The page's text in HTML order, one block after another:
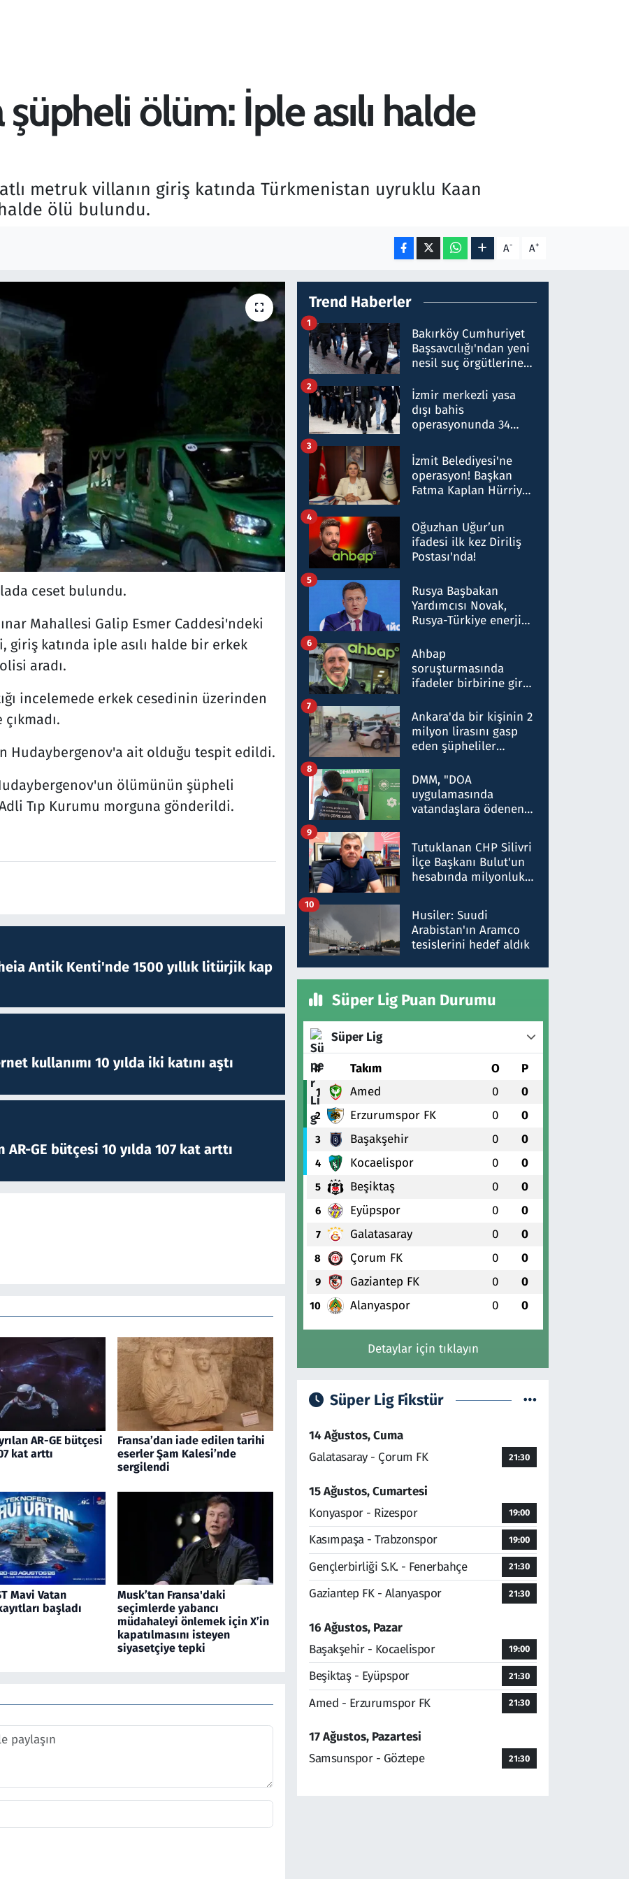
ölüm: İple asılı halde
metruk villanın giriş katında Türkmenistan uyruklu Kaan
ölü bulundu.
A- A+
ceset bulundu.
Mahallesi Galip Esmer Caddesi'ndeki
katında iple asılı halde bir erkek
aradı.
incelemede erkek cesedinin üzerinden
Hudaybergenov'a ait olduğu tespit edildi.
ölümünün şüpheli
Tıp Kurumu morguna gönderildi.
Antik Kenti'nde 1500 yıllık litürjik kap
kullanımı 10 yılda iki katını aştı
AR-GE bütçesi 10 yılda 107 kat arttı
AR-GE bütçesi
kat arttı
Fransa’dan iade edilen tarihi
eserler Şam Kalesi’nde
sergilendi
Mavi Vatan
başladı
Musk’tan Fransa'daki
seçimlerde yabancı
müdahaleyi önlemek için X’in
kapatılmasını isteyen
siyasetçiye tepki
Trend Haberler
Bakırköy Cumhuriyet
Başsavcılığı'ndan yeni
nesil suç örgütlerine
hakkında gözaltı kararı
1
İzmir merkezli yasa
dışı bahis
operasyonunda 34
Milyar liralık para
trafiği tespit edildi
2
İzmit Belediyesi'ne
operasyon! Başkan
Fatma Kaplan Hürriyet
3
Oğuzhan Uğur’un
ifadesi ilk kez Diriliş
Postası'nda!
4
Rusya Başbakan
Yardımcısı Novak,
Rusya-Türkiye enerji
nitelikte olduğunu
belirtti
5
Ahbap
soruşturmasında
ifadeler birbirine girdi:
ifadelerinden ortaya
çıkan tablo şok etti
6
Ankara'da bir kişinin 2
milyon lirasını gasp
eden şüpheliler
7
DMM, "DOA
uygulamasında
vatandaşlara ödenen
düşürüldüğü" iddiasını
yalanladı
8
Tutuklanan CHP Silivri
İlçe Başkanı Bulut'un
hesabında milyonluk
talimat verdi, ben
gönderdim
9
Husiler: Suudi
Arabistan'ın Aramco
tesislerini hedef aldık
10
Süper Lig Puan Durumu
Süper Lig
# Takım O P
1 Amed 0 0
2 Erzurumspor FK 0 0
3 Başakşehir 0 0
4 Kocaelispor 0 0
5 Beşiktaş 0 0
6 Eyüpspor 0 0
7 Galatasaray 0 0
8 Çorum FK 0 0
9 Gaziantep FK 0 0
10 Alanyaspor 0 0
Detaylar için tıklayın
Süper Lig Fikstür
14 Ağustos, Cuma
Galatasaray - Çorum FK
21:30
15 Ağustos, Cumartesi
Konyaspor - Rizespor
19:00
Kasımpaşa - Trabzonspor 19:00
Gençlerbirliği S.K. - Fenerbahçe 21:30
Gaziantep FK - Alanyaspor 21:30
16 Ağustos, Pazar
Başakşehir - Kocaelispor
19:00
Beşiktaş - Eyüpspor 21:30
Amed - Erzurumspor FK 21:30
17 Ağustos, Pazartesi
Samsunspor - Göztepe
21:30